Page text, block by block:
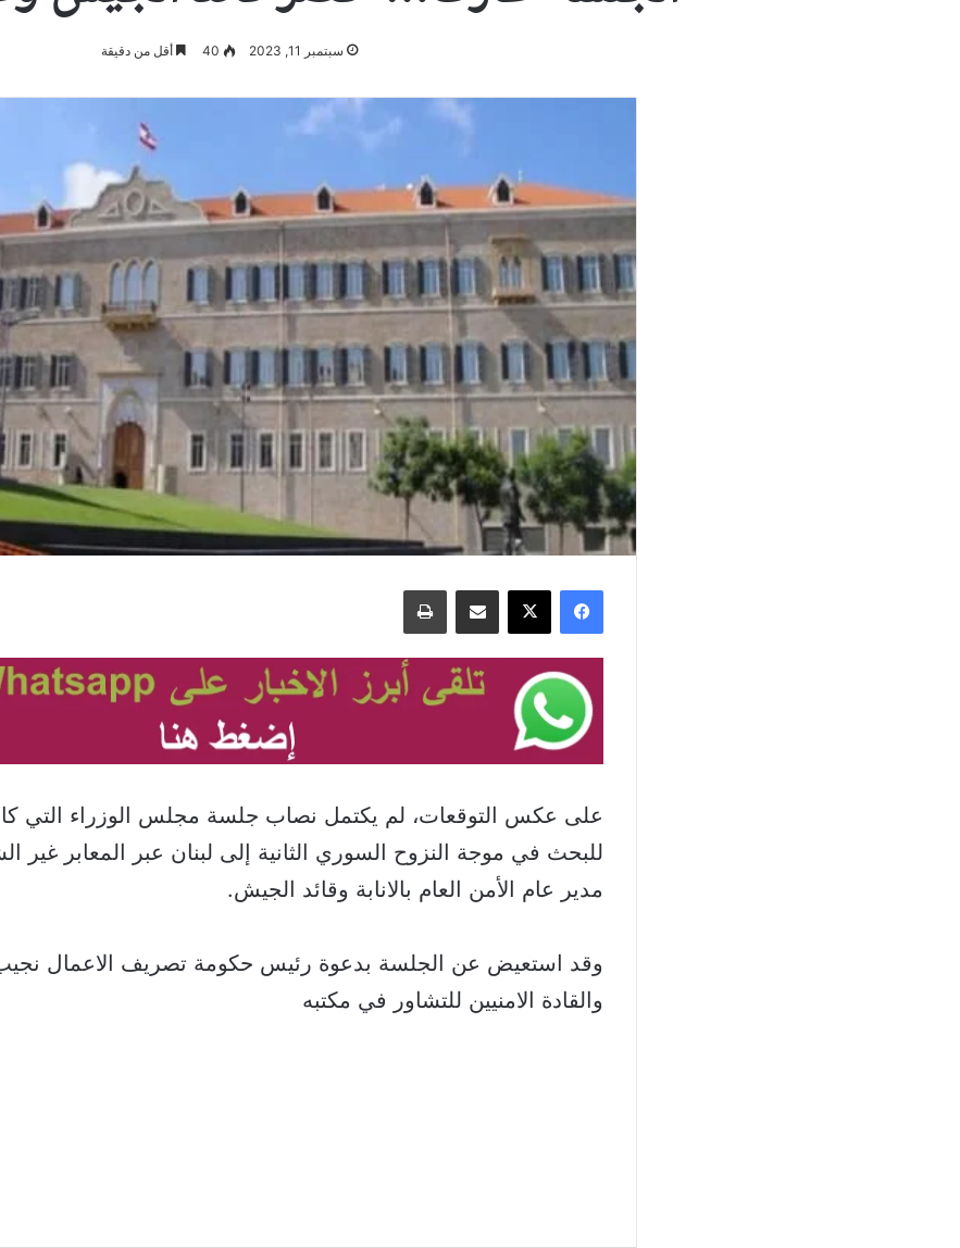
سبتمبر 11, 2023 40 أقل من دقيقة
فيسبوك ‫X مشاركة عبر البريد طباعة
على عكس التوقعات، لم يكتمل نصاب جلسة مجلس الوزراء التي
للبحث في موجة النزوح السوري الثانية إلى لبنان عبر المعابر غير
مدير عام الأمن العام بالانابة وقائد الجيش.
وقد استعيض عن الجلسة بدعوة رئيس حكومة تصريف الاعمال نجيب
والقادة الامنيين للتشاور في مكتبه